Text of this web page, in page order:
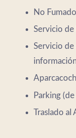
No
Servicio de
Servicio de
Parking
Traslado al